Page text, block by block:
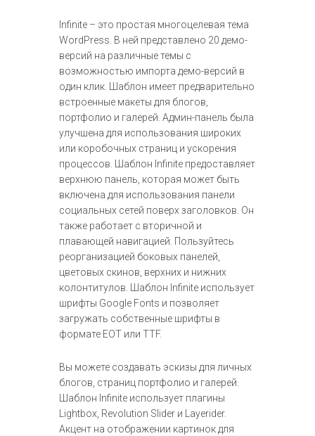
Infinite – это простая многоцелевая тема
WordPress. В ней представлено 20 демо-
версий на различные темы с
возможностью импорта демо-версий в
один клик. Шаблон имеет предварительно
встроенные макеты для блогов,
портфолио и галерей. Админ-панель была
улучшена для использования широких
или коробочных страниц и ускорения
процессов. Шаблон Infinite предоставляет
верхнюю панель, которая может быть
включена для использования панели
социальных сетей поверх заголовков. Он
также работает с вторичной и
плавающей навигацией. Пользуйтесь
реорганизацией боковых панелей,
цветовых скинов, верхних и нижних
колонтитулов. Шаблон Infinite использует
шрифты Google Fonts и позволяет
загружать собственные шрифты в
формате EOT или TTF.
Вы можете создавать эскизы для личных
блогов, страниц портфолио и галерей.
Шаблон Infinite использует плагины
Lightbox, Revolution Slider и Layerider.
Акцент на отображении картинок для